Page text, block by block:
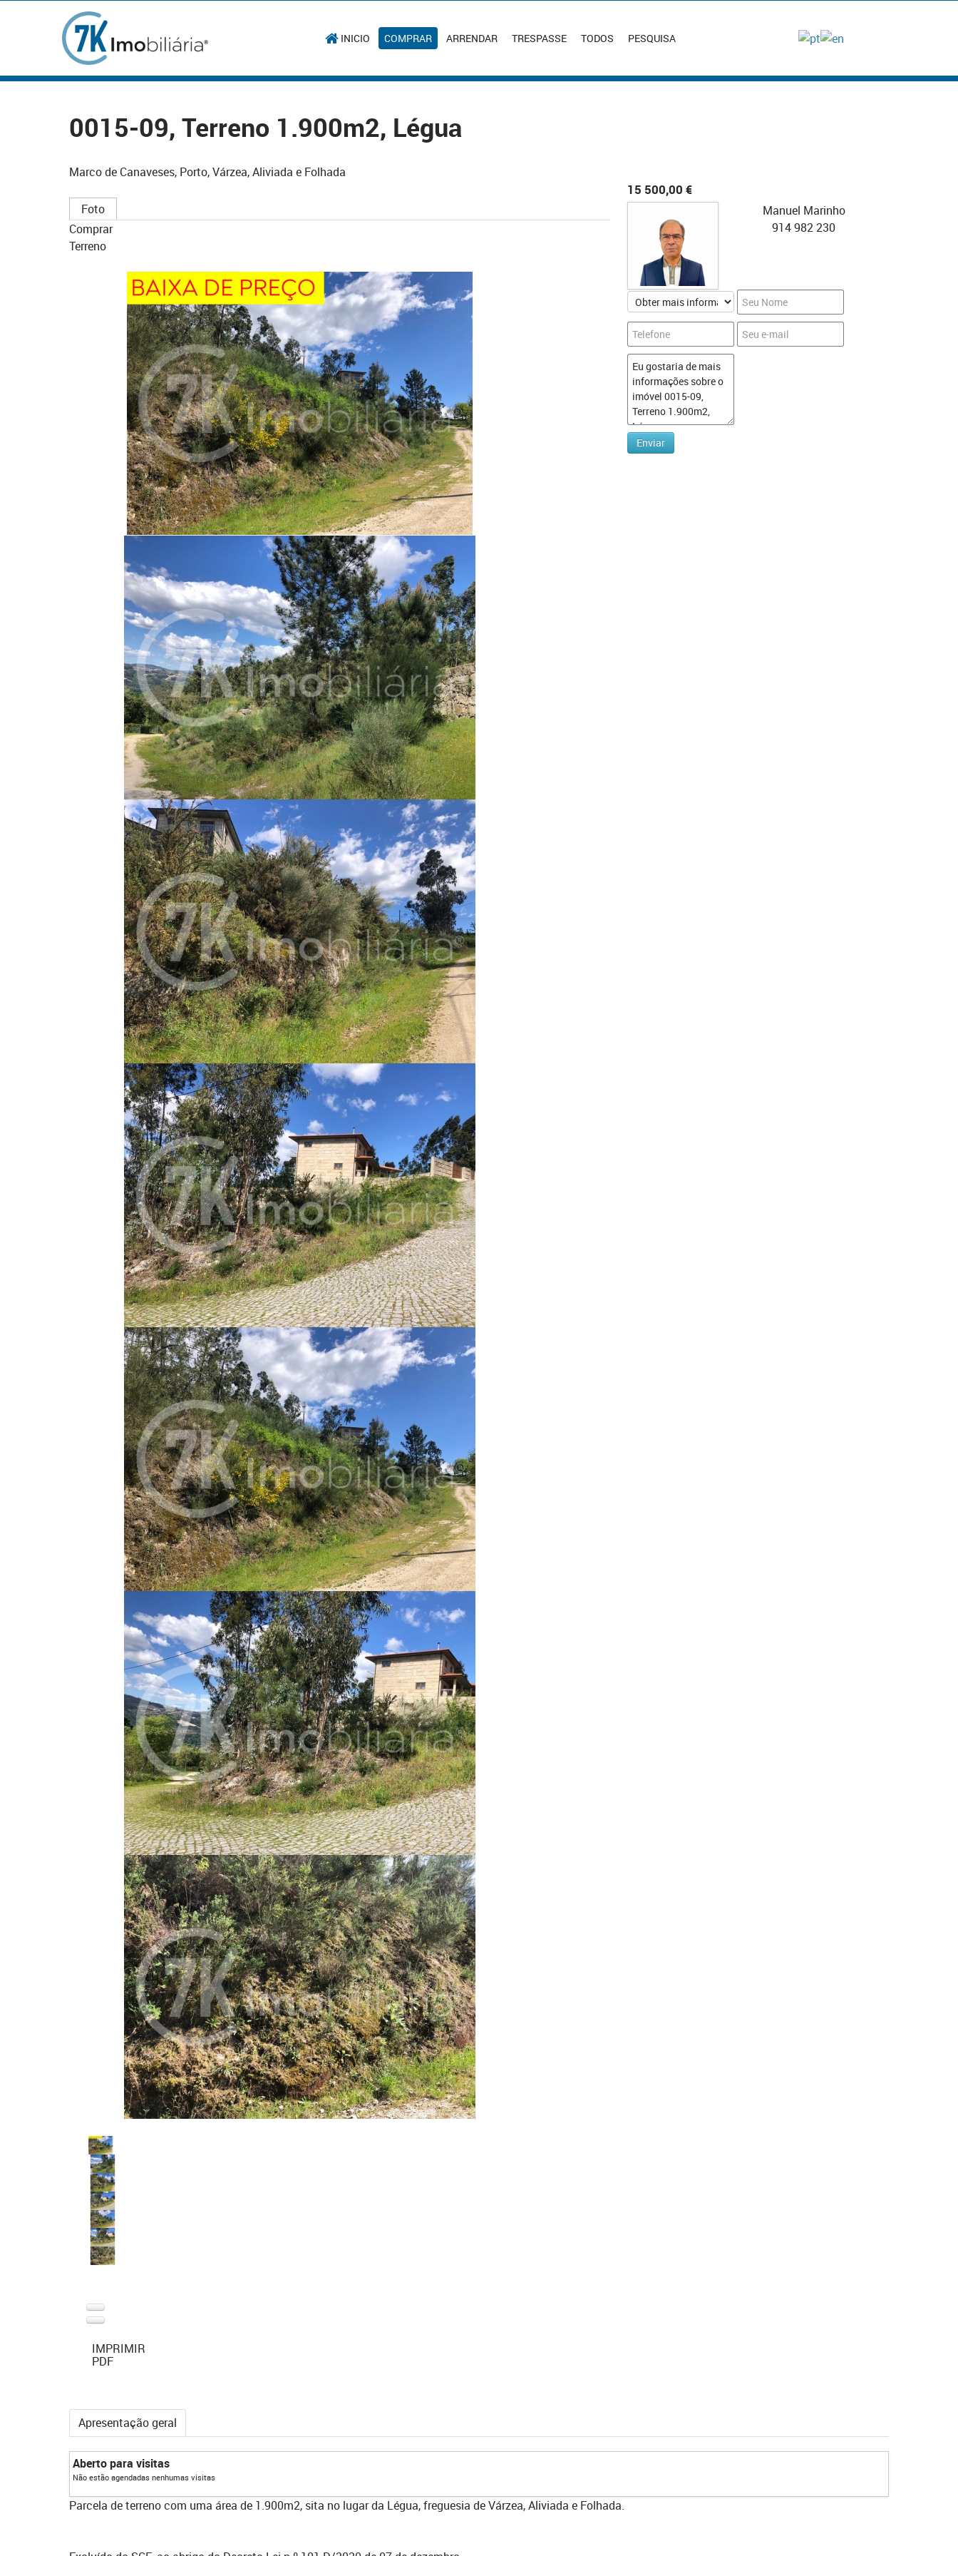
INICIO COMPRAR ARRENDAR TRESPASSE TODOS PESQUISA
0015-09, Terreno 1.900m2, Légua
Marco de Canaveses, Porto, Várzea, Aliviada e Folhada
Foto
Comprar
Terreno
15 500,00 €
Manuel Marinho
914 982 230
IMPRIMIR
PDF
Apresentação geral
Aberto para visitas
Não estão agendadas nenhumas visitas
Parcela de terreno com uma área de 1.900m2, sita no lugar da Légua, freguesia de Várzea, Aliviada e Folhada.